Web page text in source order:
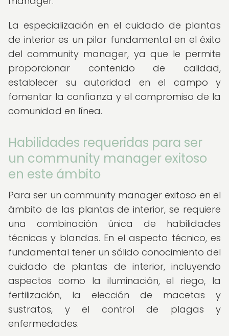
La especialización en el cuidado de plantas
de interior es un pilar fundamental en el éxito
del community manager, ya que le permite
proporcionar contenido de calidad,
establecer su autoridad en el campo y
fomentar la confianza y el compromiso de la
comunidad en línea.
Habilidades requeridas para ser
un community manager exitoso
en este ámbito
Para ser un community manager exitoso en el
ámbito de las plantas de interior, se requiere
una combinación única de habilidades
técnicas y blandas. En el aspecto técnico, es
fundamental tener un sólido conocimiento del
cuidado de plantas de interior, incluyendo
aspectos como la iluminación, el riego, la
fertilización, la elección de macetas y
sustratos, y el control de plagas y
enfermedades.